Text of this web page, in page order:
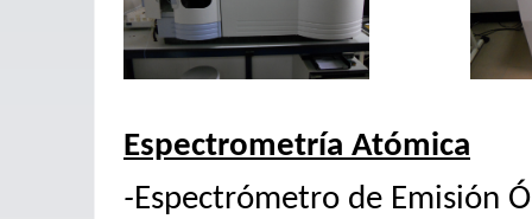
Espectrometría Atómica
-Espectrómetro de Emisión